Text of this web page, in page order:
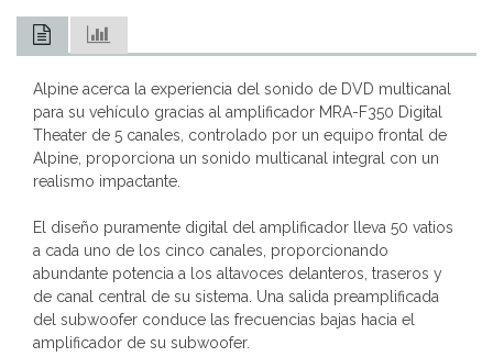
Alpine acerca la experiencia del sonido de DVD multicanal
para su vehículo gracias al amplificador MRA-F350 Digital
Theater de 5 canales, controlado por un equipo frontal de
Alpine, proporciona un sonido multicanal integral con un
realismo impactante.
El diseño puramente digital del amplificador lleva 50 vatios
a cada uno de los cinco canales, proporcionando
abundante potencia a los altavoces delanteros, traseros y
de canal central de su sistema. Una salida preamplificada
del subwoofer conduce las frecuencias bajas hacia el
amplificador de su subwoofer.